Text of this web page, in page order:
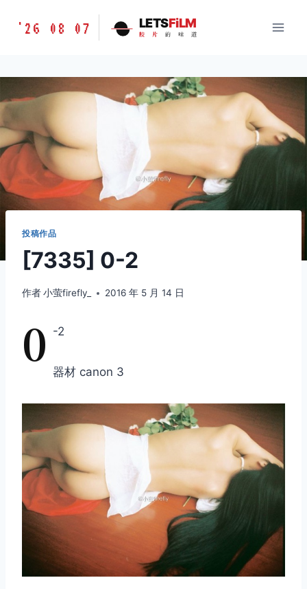
胶
味
道
'26 08 07 LETSFiLM
胶 片 的 味 道
投稿作品
[7335] 0-2
作者小萤firefly_ 2016 年 5 月 14 日
0 -2
器材 canon 3